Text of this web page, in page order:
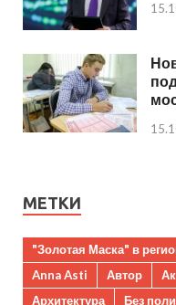
МЕТКИ
"Золотая Маска" в
Anna Asti
Автор
Архитектура
Без